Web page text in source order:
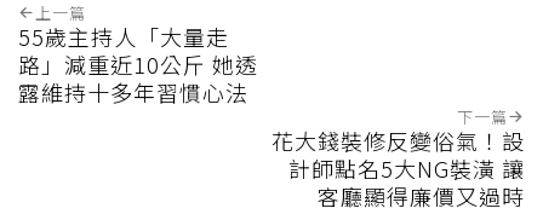
上一篇
55歲主持人「大量走
路」減重近10公斤 她透
露維持十多年習慣心法
下一篇
花大錢裝修反變俗氣！設
計師點名5大NG裝潢 讓
客廳顯得廉價又過時